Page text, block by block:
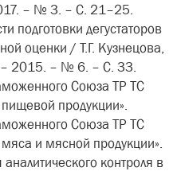
– № 3. – С. 21–25.
подготовки дегустаторов
оценки / Т.Г. Кузнецова,
2015. – № 6. – С. 33.
Союза ТР ТС
продукции».
Союза ТР ТС
и мясной продукции».
контроля в